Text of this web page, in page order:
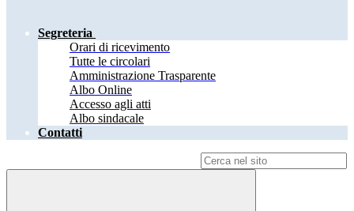
Segreteria
Orari di ricevimento
Tutte le circolari
Amministrazione Trasparente
Albo Online
Accesso agli atti
Albo sindacale
Contatti